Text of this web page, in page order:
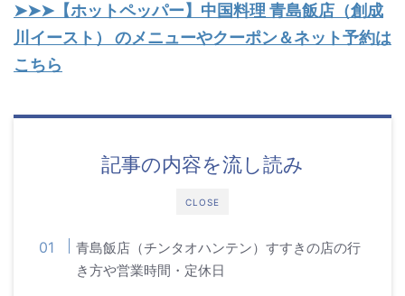
➤➤➤【ホットペッパー】中国料理 青島飯店（創成
川イースト） のメニューやクーポン＆ネット予約は
こちら
CLOSE
記事の内容を流し読み
青島飯店（チンタオハンテン）すすきの店の行
き方や営業時間・定休日